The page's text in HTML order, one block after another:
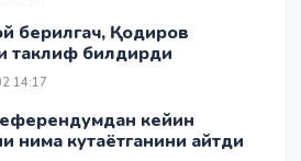
берилгач, Қодиров
таклиф билдирди
14:17
кейин
нима кутаётганини айтди